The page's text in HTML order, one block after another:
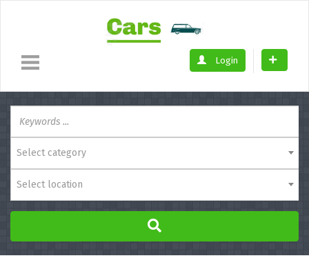
Login
Select category
Select location